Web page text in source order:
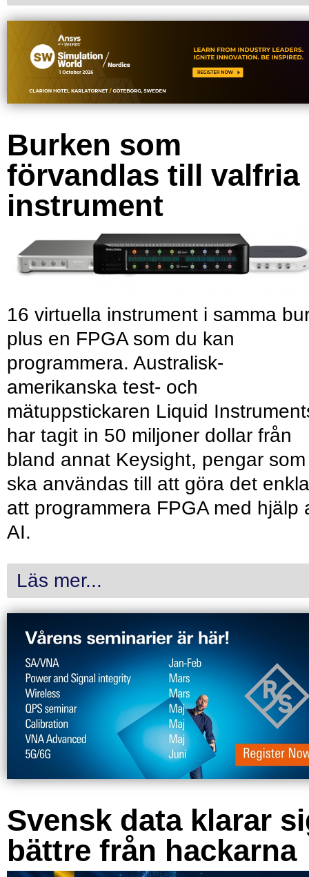
Burken som
förvandlas till valfria
instrument
16 virtuella instrument i samma
plus en FPGA som du kan
programmera. Australisk-
amerikanska test- och
mätuppstickaren Liquid
har tagit in 50 miljoner dollar från
bland annat Keysight, pengar som
ska användas till att göra det
att programmera FPGA med hjälp
AI.
Läs mer...
Svensk data klarar
bättre från hackarna